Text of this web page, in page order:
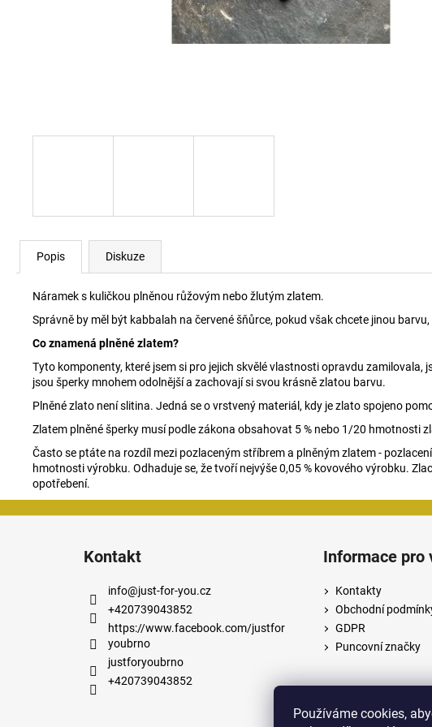
Používáme cookies,
Popis Diskuze
Náramek s kuličkou plněnou růžovým nebo žlutým zlatem.
Správně by měl být kabbalah na červené šňůrce, pokud však chcete jinou
Co znamená plněné zlatem?
Tyto komponenty, které jsem si pro jejich skvělé vlastnosti opravdu
jsou šperky mnohem odolnější a zachovají si svou krásně zlatou barvu.
Plněné zlato není slitina. Jedná se o vrstvený materiál, kdy je zlato spojeno
Zlatem plněné šperky musí podle zákona obsahovat 5 % nebo 1/20 hmotnosti
Často se ptáte na rozdíl mezi pozlaceným stříbrem a plněným zlatem -
hmotnosti výrobku. Odhaduje se, že tvoří nejvýše 0,05 % kovového výrobku.
opotřebení.
Kontakt
info@just-for-you.cz
+420739043852
https://www.facebook.com/justfor
youbrno
justforyoubrno
+420739043852
Informace pro
Kontakty
Obchodní
GDPR
Puncovní značky